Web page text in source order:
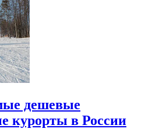
дешевые
курорты в России